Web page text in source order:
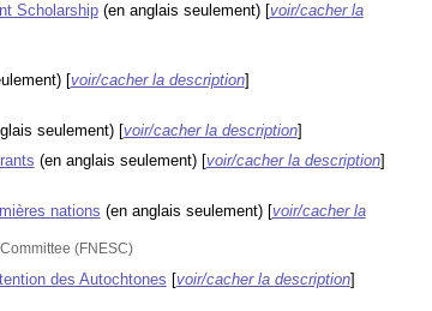
Scholarship (en anglais seulement)[voir/cacher la
[voir/cacher la description]
seulement)[voir/cacher la description]
(en anglais seulement)[voir/cacher la description]
nations (en anglais seulement)[voir/cacher la
(FNESC)
des Autochtones [voir/cacher la description]